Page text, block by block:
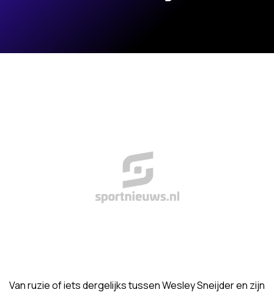
Van ruzie of iets dergelijks tussen Wesley Sneijder en zijn